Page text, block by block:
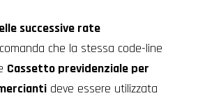
successive rate
che la stessa code-line
Cassetto previdenziale per
deve essere utilizzata